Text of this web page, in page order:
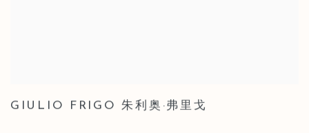
GIULIO FRIGO 朱利奥·弗里戈